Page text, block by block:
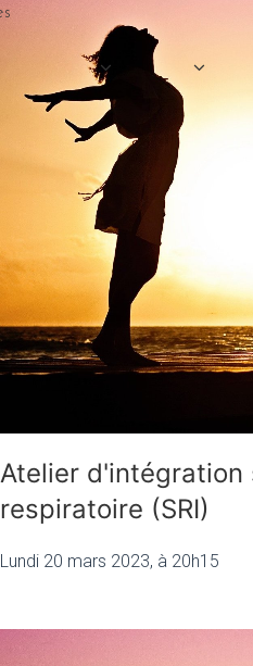
Atelier d'intégration
respiratoire (SRI)
Lundi 20 mars 2023, à 20h15